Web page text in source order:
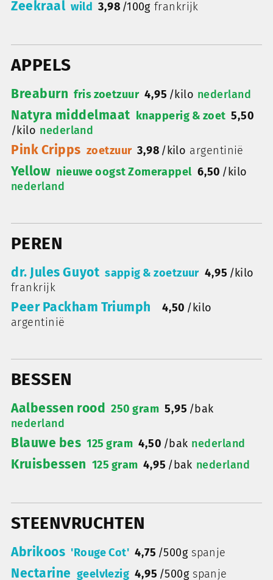
Zeekraal wild 3,98 /100g frankrijk
APPELS
Breaburn fris zoetzuur 4,95 / kilo nederland
Natyra middelmaat knapperig & zoet 5,50
/ kilo nederland
Pink Cripps zoetzuur 3,98 / kilo argentinië
Yellow nieuwe oogst Zomerappel 6,50 / kilo
nederland
PEREN
dr. Jules Guyot sappig & zoetzuur 4,95 / kilo
frankrijk
Peer Packham Triumph 4,50 / kilo
argentinië
BESSEN
Aalbessen rood 250 gram 5,95 / bak
nederland
Blauwe bes 125 gram 4,50 / bak nederland
Kruisbessen 125 gram 4,95 / bak nederland
STEENVRUCHTEN
Abrikoos 'Rouge Cot' 4,75 /500g spanje
Nectarine geelvlezig 4,95 /500g spanje